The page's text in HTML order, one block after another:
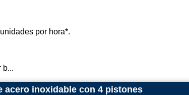
por hora*.
b...
acero inoxidable con 4 pistones